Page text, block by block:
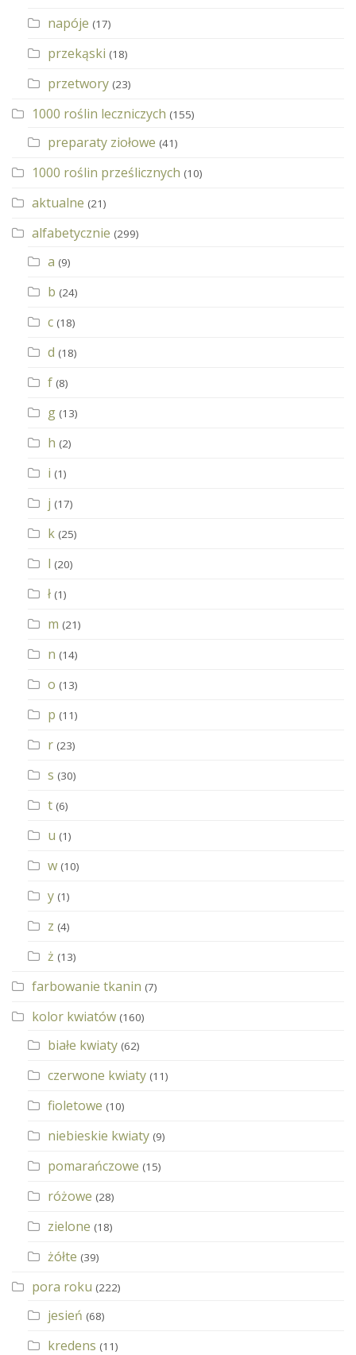
napóje (17)
przekąski (18)
przetwory (23)
1000 roślin leczniczych (155)
preparaty ziołowe (41)
1000 roślin prześlicznych (10)
aktualne (21)
alfabetycznie (299)
a (9)
b (24)
c (18)
d (18)
f (8)
g (13)
h (2)
i (1)
j (17)
k (25)
l (20)
ł (1)
m (21)
n (14)
o (13)
p (11)
r (23)
s (30)
t (6)
u (1)
w (10)
y (1)
z (4)
ż (13)
farbowanie tkanin (7)
kolor kwiatów (160)
białe kwiaty (62)
czerwone kwiaty (11)
fioletowe (10)
niebieskie kwiaty (9)
pomarańczowe (15)
różowe (28)
zielone (18)
żółte (39)
pora roku (222)
jesień (68)
kredens (11)